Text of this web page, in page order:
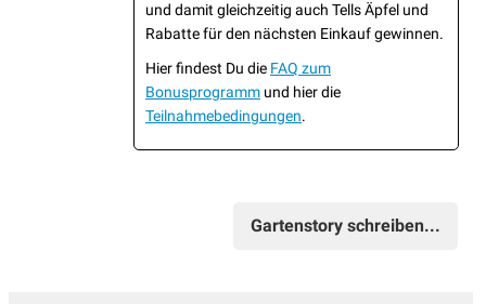
und damit gleichzeitig auch Tells Äpfel und
Rabatte für den nächsten Einkauf gewinnen.
Hier findest Du die FAQ zum
Bonusprogramm und hier die
Teilnahmebedingungen.
Gartenstory schreiben...